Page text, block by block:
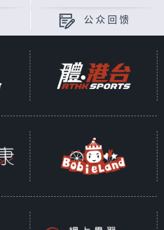
公众回馈